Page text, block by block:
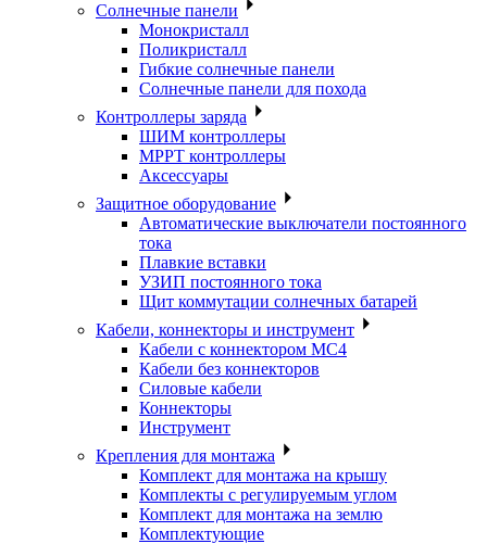
Солнечные панели
Монокристалл
Поликристалл
Гибкие солнечные панели
Солнечные панели для похода
Контроллеры заряда
ШИМ контроллеры
МРРТ контроллеры
Аксессуары
Защитное оборудование
Автоматические выключатели постоянного
тока
Плавкие вставки
УЗИП постоянного тока
Щит коммутации солнечных батарей
Кабели, коннекторы и инструмент
Кабели с коннектором МС4
Кабели без коннекторов
Силовые кабели
Коннекторы
Инструмент
Крепления для монтажа
Комплект для монтажа на крышу
Комплекты с регулируемым углом
Комплект для монтажа на землю
Комплектующие